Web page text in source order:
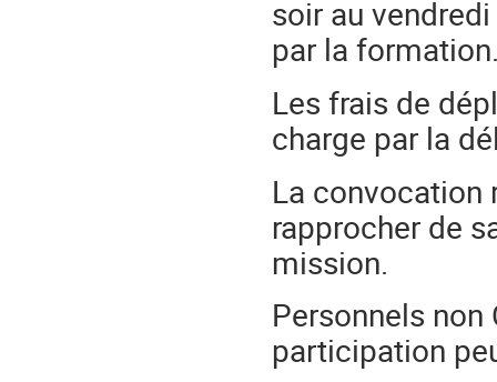
soir au
par la
Les frais de
charge par la
La convocation
rapprocher de
mission.
Personnels non
participation